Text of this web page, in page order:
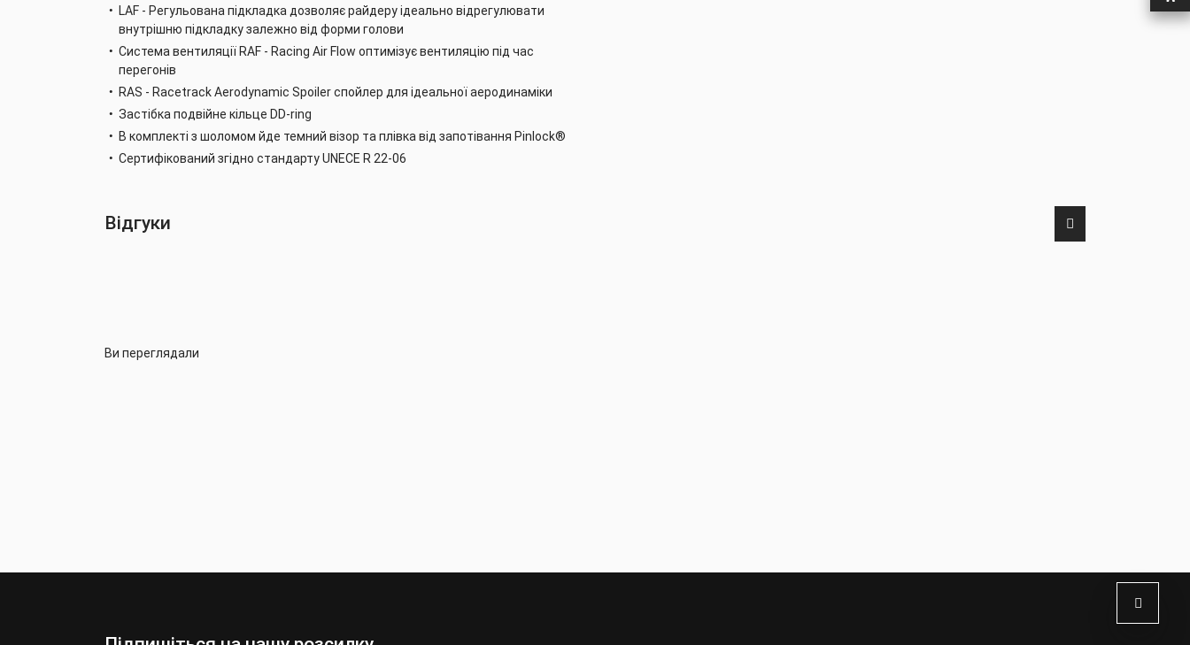
LAF - Регульована підкладка дозволяє райдеру ідеально відрегулювати
внутрішню підкладку залежно від форми голови
Система вентиляції RAF - Racing Air Flow оптимізує вентиляцію під час
перегонів
RAS - Racetrack Aerodynamic Spoiler спойлер для ідеальної аеродинаміки
Застібка подвійне кільце DD-ring
В комплекті з шоломом йде темний візор та плівка від запотівання Pinlock®
Сертифікований згідно стандарту UNECE R 22-06
Відгуки
Ви переглядали